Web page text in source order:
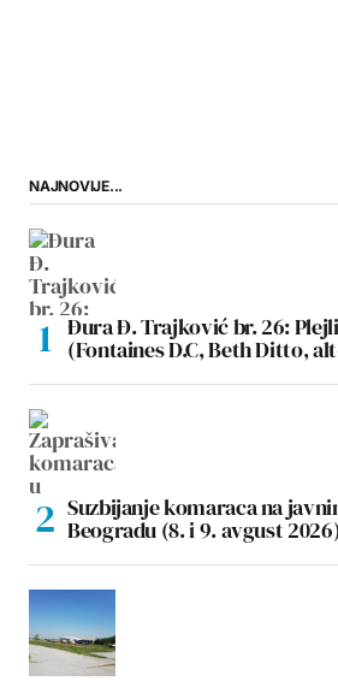
NAJNOVIJE...
Đura Đ. Trajković br. 26:
(Fontaines D.C, Beth Ditto,
Suzbijanje komaraca na
Beogradu (8. i 9. avgust